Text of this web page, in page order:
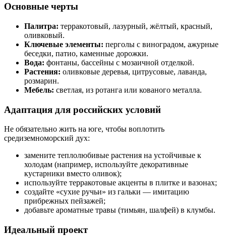
Основные черты
Палитра: терракотовый, лазурный, жёлтый, красный,
оливковый.
Ключевые элементы: перголы с виноградом, ажурные
беседки, патио, каменные дорожки.
Вода: фонтаны, бассейны с мозаичной отделкой.
Растения: оливковые деревья, цитрусовые, лаванда,
розмарин.
Мебель: светлая, из ротанга или кованого металла.
Адаптация для российских условий
Не обязательно жить на юге, чтобы воплотить
средиземноморский дух:
замените теплолюбивые растения на устойчивые к
холодам (например, используйте декоративные
кустарники вместо оливок);
используйте терракотовые акценты в плитке и вазонах;
создайте «сухие ручьи» из гальки — имитацию
прибрежных пейзажей;
добавьте ароматные травы (тимьян, шалфей) в клумбы.
Идеальный проект